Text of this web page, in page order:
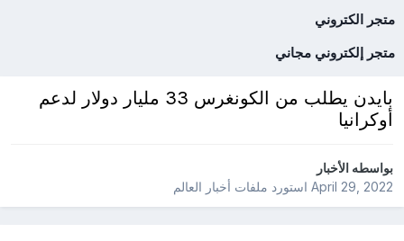
متجر الكتروني
متجر إلكتروني مجاني
بايدن يطلب من الكونغرس 33 مليار دولار لدعم
أوكرانيا
بواسطهالأخبار
April 29, 2022استورد ملفات أخبار العالم